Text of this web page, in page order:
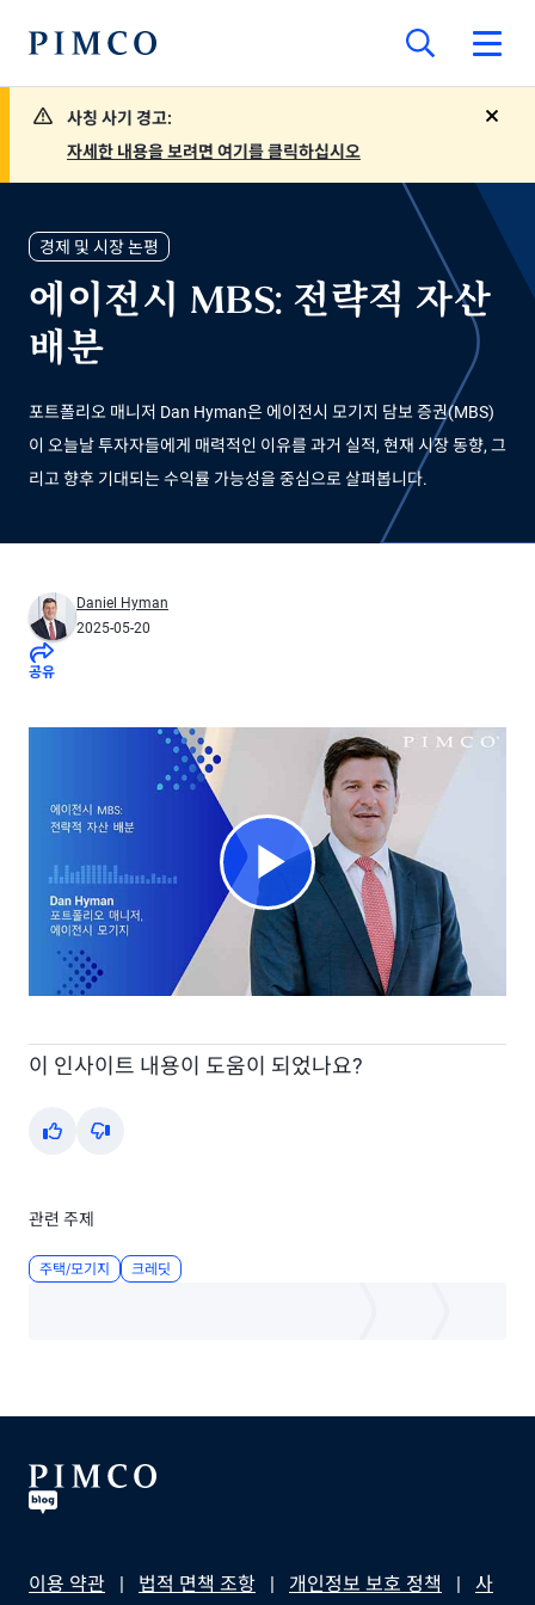
사칭 사기 경고:
자세한 내용을 보려면 여기를 클릭하십시오
경제 및 시장 논평
에이전시 MBS: 전략적 자산
배분
포트폴리오 매니저 Dan Hyman은 에이전시 모기지 담보 증권(MBS)
이 오늘날 투자자들에게 매력적인 이유를 과거 실적, 현재 시장 동향, 그
리고 향후 기대되는 수익률 가능성을 중심으로 살펴봅니다.
Daniel Hyman
2025-05-20
공유
Play
Video
이 인사이트 내용이 도움이 되었나요?
Yes No
관련 주제
주택/모기지 크레딧
이용 약관 법적 면책 조항 개인정보 보호 정책 사